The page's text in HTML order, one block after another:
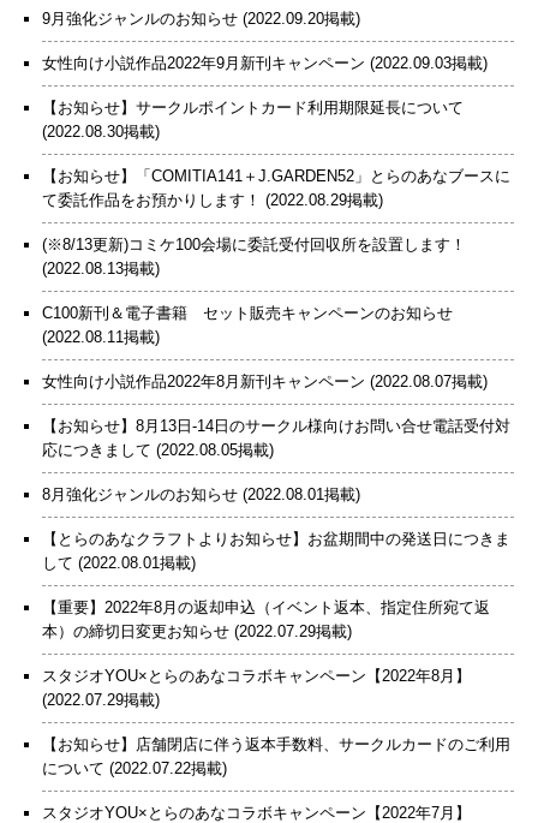
9月強化ジャンルのお知らせ (2022.09.20掲載)
女性向け小説作品2022年9月新刊キャンペーン (2022.09.03掲載)
【お知らせ】サークルポイントカード利用期限延長について
(2022.08.30掲載)
【お知らせ】「COMITIA141＋J.GARDEN52」とらのあなブースに
て委託作品をお預かりします！ (2022.08.29掲載)
(※8/13更新)コミケ100会場に委託受付回収所を設置します！
(2022.08.13掲載)
C100新刊＆電子書籍 セット販売キャンペーンのお知らせ
(2022.08.11掲載)
女性向け小説作品2022年8月新刊キャンペーン (2022.08.07掲載)
【お知らせ】8月13日-14日のサークル様向けお問い合せ電話受付対
応につきまして (2022.08.05掲載)
8月強化ジャンルのお知らせ (2022.08.01掲載)
【とらのあなクラフトよりお知らせ】お盆期間中の発送日につきま
して (2022.08.01掲載)
【重要】2022年8月の返却申込（イベント返本、指定住所宛て返
本）の締切日変更お知らせ (2022.07.29掲載)
スタジオYOU×とらのあなコラボキャンペーン【2022年8月】
(2022.07.29掲載)
【お知らせ】店舗閉店に伴う返本手数料、サークルカードのご利用
について (2022.07.22掲載)
スタジオYOU×とらのあなコラボキャンペーン【2022年7月】